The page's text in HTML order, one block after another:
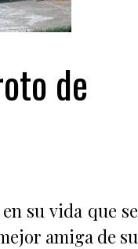
de
su vida que se
amiga de su